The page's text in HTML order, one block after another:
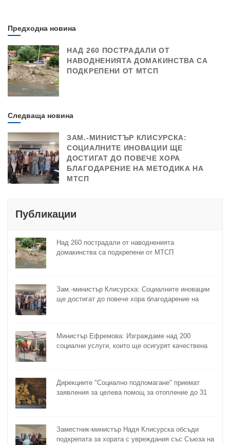
Предходна новина
НАД 260 ПОСТРАДАЛИ ОТ
НАВОДНЕНИЯТА ДОМАКИНСТВА СА
ПОДКРЕПЕНИ ОТ МТСП
Следваща новина
ЗАМ.-МИНИСТЪР КЛИСУРСКА:
СОЦИАЛНИТЕ ИНОВАЦИИ ЩЕ
ДОСТИГАТ ДО ПОВЕЧЕ ХОРА
БЛАГОДАРЕНИЕ НА МЕТОДИКА НА
МТСП
Публикации
Над 260 пострадали от наводненията
домакинства са подкрепени от МТСП
Зам.-министър Клисурска: Социалните иновации
ще достигат до повече хора благодарение на
Министър Ефремова: Изграждаме над 200
социални услуги, които ще осигурят качествена
Дирекциите "Социално подпомагане" приемат
заявления за целева помощ за отопление до 31
Заместник-министър Надя Клисурска обсъди
подкрепата за хората с увреждания със Съюза на